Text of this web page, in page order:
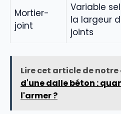
Mortier-
joint
Variable
la largeur
joints
Lire cet article de notre
d'une dalle béton :
l'armer ?